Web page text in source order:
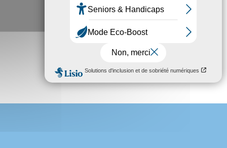
Tribune ville Amiens pour vous